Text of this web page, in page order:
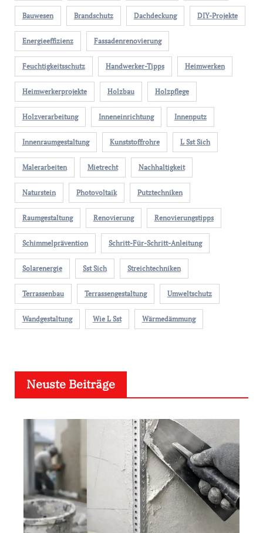
Bauwesen Brandschutz Dachdeckung DIY-Projekte
Energieeffizienz Fassadenrenovierung
Feuchtigkeitsschutz Handwerker-Tipps Heimwerken
Heimwerkerprojekte Holzbau Holzpflege
Holzverarbeitung Inneneinrichtung Innenputz
Innenraumgestaltung Kunststoffrohre L Sst Sich
Malerarbeiten Mietrecht Nachhaltigkeit
Naturstein Photovoltaik Putztechniken
Raumgestaltung Renovierung Renovierungstipps
Schimmelprävention Schritt-Für-Schritt-Anleitung
Solarenergie Sst Sich Streichtechniken
Terrassenbau Terrassengestaltung Umweltschutz
Wandgestaltung Wie L Sst Wärmedämmung
Neuste Beiträge